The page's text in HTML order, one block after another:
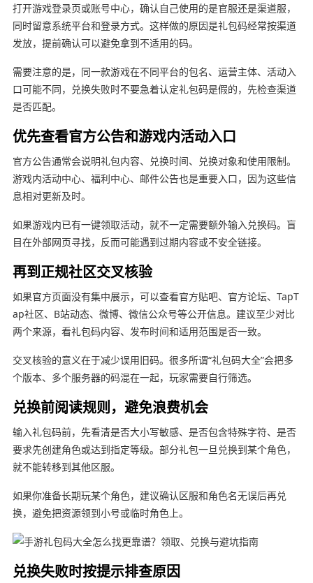
打开游戏登录页或账号中心，确认自己使用的是官服还是渠道服，
同时留意系统平台和登录方式。这样做的原因是礼包码经常按渠道
发放，提前确认可以避免拿到不适用的码。
需要注意的是，同一款游戏在不同平台的包名、运营主体、活动入
口可能不同，兑换失败时不要急着认定礼包码是假的，先检查渠道
是否匹配。
优先查看官方公告和游戏内活动入口
官方公告通常会说明礼包内容、兑换时间、兑换对象和使用限制。
游戏内活动中心、福利中心、邮件公告也是重要入口，因为这些信
息相对更新及时。
如果游戏内已有一键领取活动，就不一定需要额外输入兑换码。盲
目在外部网页寻找，反而可能遇到过期内容或不安全链接。
再到正规社区交叉核验
如果官方页面没有集中展示，可以查看官方贴吧、官方论坛、TapT
ap社区、B站动态、微博、微信公众号等公开信息。建议至少对比
两个来源，看礼包码内容、发布时间和适用范围是否一致。
交叉核验的意义在于减少误用旧码。很多所谓“礼包码大全”会把多
个版本、多个服务器的码混在一起，玩家需要自行筛选。
兑换前阅读规则，避免浪费机会
输入礼包码前，先看清是否大小写敏感、是否包含特殊字符、是否
要求先创建角色或达到指定等级。部分礼包一旦兑换到某个角色，
就不能转移到其他区服。
如果你准备长期玩某个角色，建议确认区服和角色名无误后再兑
换，避免把资源领到小号或临时角色上。
兑换失败时按提示排查原因